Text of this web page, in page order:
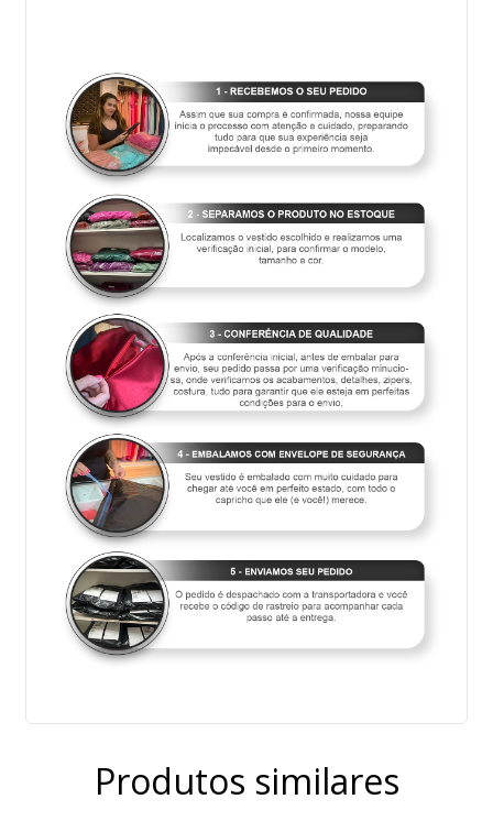
Produtos similares